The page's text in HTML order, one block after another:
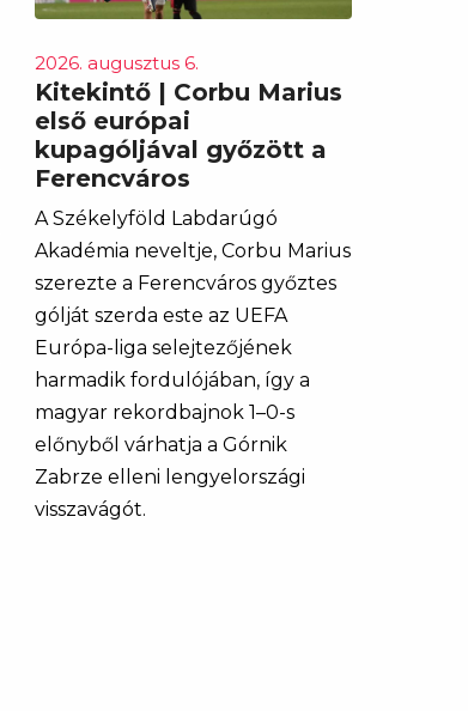
2026. augusztus 6.
Kitekintő | Corbu Marius
első európai
kupagóljával győzött a
Ferencváros
A Székelyföld Labdarúgó
Akadémia neveltje, Corbu Marius
szerezte a Ferencváros győztes
gólját szerda este az UEFA
Európa-liga selejtezőjének
harmadik fordulójában, így a
magyar rekordbajnok 1–0-s
előnyből várhatja a Górnik
Zabrze elleni lengyelországi
visszavágót.